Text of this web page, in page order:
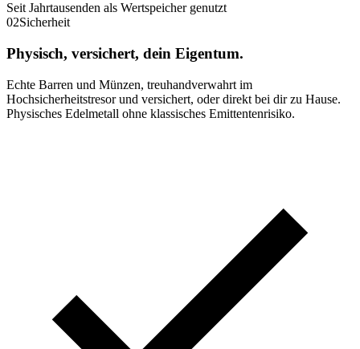
Seit Jahrtausenden als Wertspeicher genutzt
02Sicherheit
Physisch, versichert, dein Eigentum.
Echte Barren und Münzen, treuhandverwahrt im
Hochsicherheitstresor und versichert, oder direkt bei dir zu Hause.
Physisches Edelmetall ohne klassisches Emittentenrisiko.